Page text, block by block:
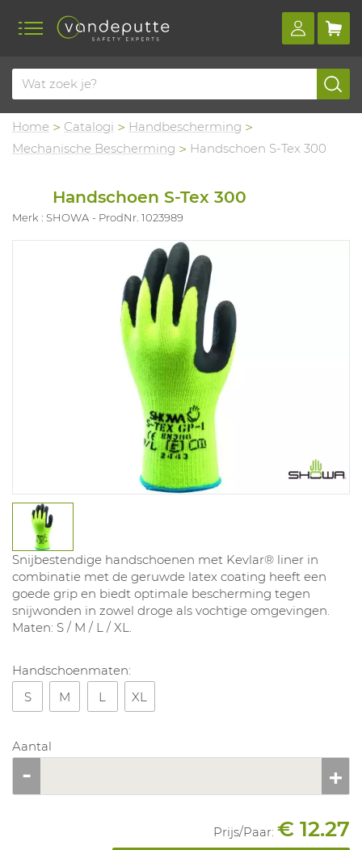
Home Catalogi
Handbescherming
Mechanische Bescherming
Handschoen S-Tex 300
Handschoen S-Tex 300
Merk : SHOWA ProdNr. 1023989
Snijbestendige handschoenen met Kevlar® liner in
combinatie met de geruwde latex coating heeft een
goede grip en biedt optimale bescherming tegen
snijwonden in zowel droge als vochtige omgevingen.
Maten: S / M / L / XL.
Handschoenmaten:
S
M L XL
Aantal
Prijs/Paar: € 12.27